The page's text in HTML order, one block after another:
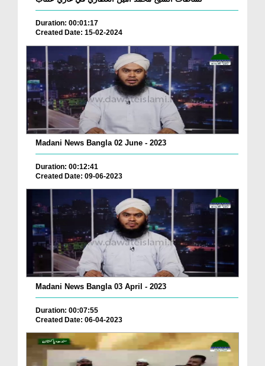
Duration: 00:01:17
Created Date: 15-02-2024
Madani News Bangla 02 June - 2023
Duration: 00:12:41
Created Date: 09-06-2023
Madani News Bangla 03 April - 2023
Duration: 00:07:55
Created Date: 06-04-2023